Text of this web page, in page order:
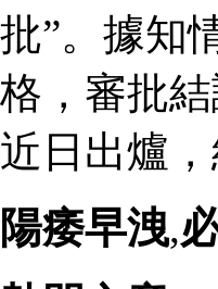
批”。據知
格，審批
近日出爐
陽痿早洩,